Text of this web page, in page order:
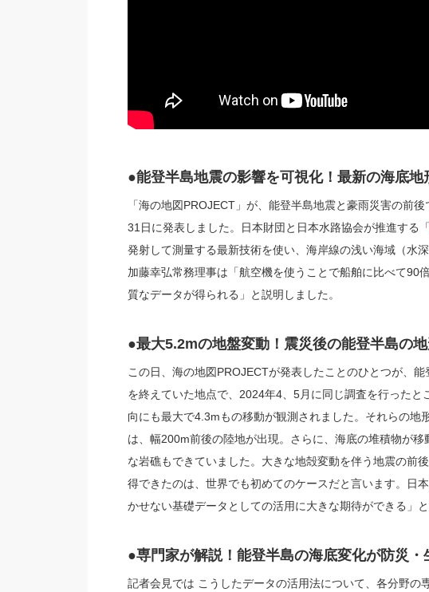
●能登半島地震の影響を可視化！最新の海底地
「海の地図PROJECT」が、能登半島地震と豪雨災害の前
31日に発表しました。日本財団と日本水路協会が推進する「
発射して測量する最新技術を使い、海岸線の浅い海域（水
加藤幸弘常務理事は「航空機を使うことで船舶に比べて90
質なデータが得られる」と説明しました。
●最大5.2mの地盤変動！震災後の能登半島の
この日、海の地図PROJECTが発表したことのひとつが、
を終えていた地点で、2024年4、5月に同じ調査を行った
向にも最大で4.3mもの移動が観測されました。それらの
は、幅200m前後の陸地が出現。さらに、海底の堆積物が
な岩礁もできていました。大きな地殻変動を伴う地震の前
得できたのは、世界でも初めてのケースだと言います。日
かせない基礎データとしての活用に大きな期待ができる」と
●専門家が解説！能登半島の海底変化が防災
記者会見では こうしたデータの活用法について、各分野の